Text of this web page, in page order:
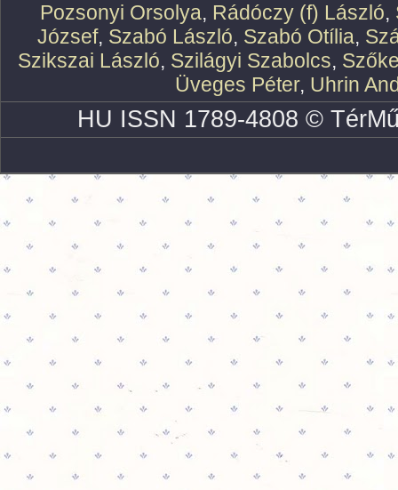
Pozsonyi Orsolya, Rádóczy (f) László,
József, Szabó László, Szabó Otília,
Szikszai László, Szilágyi Szabolcs,
Üveges Péter, Uhrin
HU ISSN 1789-4808 ©